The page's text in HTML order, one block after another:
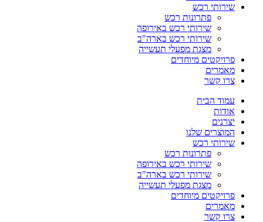
שירותי רכש
פתרונות רכש
שירותי רכש באירופה
שירותי רכש בארה"ב
מצגת מפעלי תעשייה
פרויקטים מיוחדים
מאמרים
צרו קשר
עמוד הבית
אודות
יצרנים
המוצרים שלנו
שירותי רכש
פתרונות רכש
שירותי רכש באירופה
שירותי רכש בארה"ב
מצגת מפעלי תעשייה
פרויקטים מיוחדים
מאמרים
צרו קשר